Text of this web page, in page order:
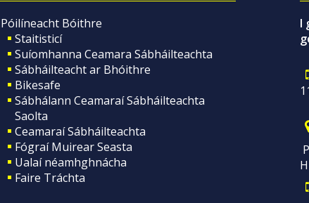
Póilíneacht Bóithre
Staitisticí
Suíomhanna Ceamara Sábháilteachta
Sábháilteacht ar Bhóithre
Bikesafe
Sábhálann Ceamaraí Sábháilteachta
Saolta
Ceamaraí Sábháilteachta
Fógraí Muirear Seasta
Ualaí néamhghnácha
Faire Tráchta
I